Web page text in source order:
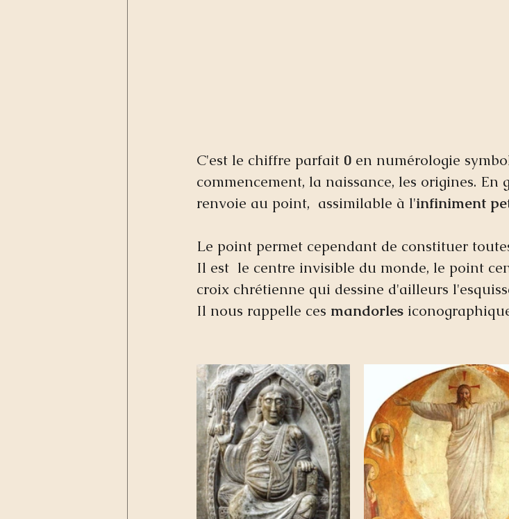
C'est le chiffre parfait 0 en numérologie
commencement, la naissance, les origines. En
renvoie au point,  assimilable à l'infiniment
Le point permet cependant de constituer
Il est  le centre invisible du monde, le point
croix chrétienne qui dessine d'ailleurs
Il nous rappelle ces mandorles